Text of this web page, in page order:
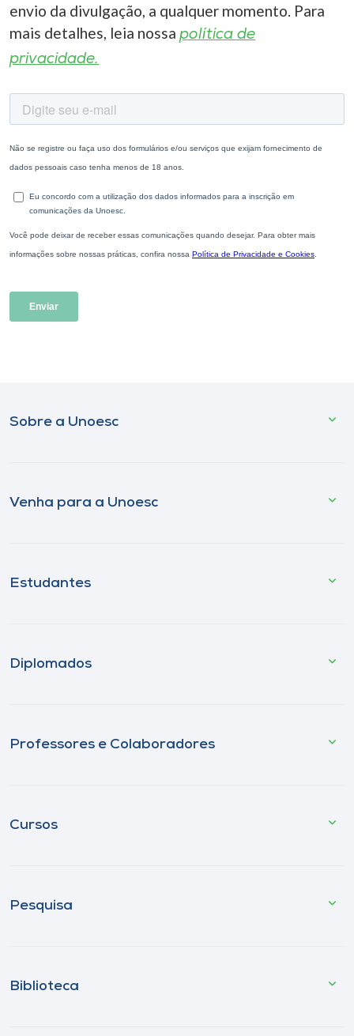
envio da divulgação, a qualquer momento. Para
mais detalhes, leia nossa política de
privacidade.
Sobre a Unoesc
Venha para a Unoesc
Estudantes
Diplomados
Professores e Colaboradores
Cursos
Pesquisa
Biblioteca